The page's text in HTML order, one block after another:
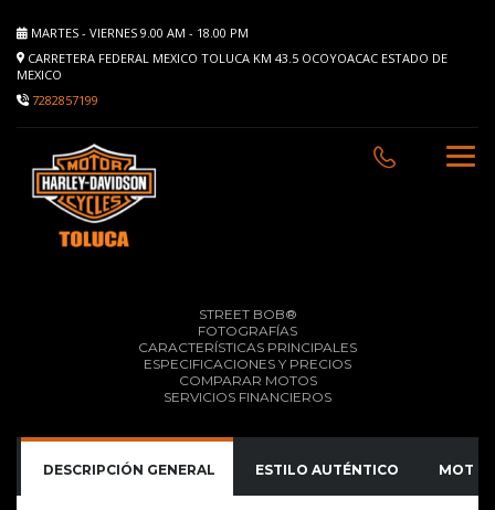
MARTES - VIERNES 9.00 AM - 18.00 PM
CARRETERA FEDERAL MEXICO TOLUCA KM 43.5 OCOYOACAC ESTADO DE
MEXICO
7282857199
STREET BOB®
FOTOGRAFÍAS
CARACTERÍSTICAS PRINCIPALES
ESPECIFICACIONES Y PRECIOS
COMPARAR MOTOS
SERVICIOS FINANCIEROS
DESCRIPCIÓN GENERAL ESTILO AUTÉNTICO